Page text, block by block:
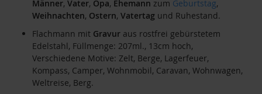
Männer, Vater, Opa, Ehemann zum Geburtstag,
Weihnachten, Ostern, Vatertag und Ruhestand.
Flachmann mit Gravur aus rostfrei gebürstetem
Edelstahl, Füllmenge: 207ml., 13cm hoch,
Verschiedene Motive: Zelt, Berge, Lagerfeuer,
Kompass, Camper, Wohnmobil, Caravan, Wohnwagen,
Weltreise, Berg.